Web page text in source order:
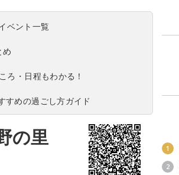
ベント一覧
め
ろ・日程もわかる！
すめの過ごし方ガイド
の里
1
2